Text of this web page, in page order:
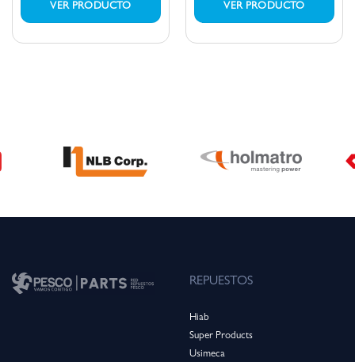
VER PRODUCTO VER PRODUCTO
REPUESTOS
Hiab
Super Products
Usimeca